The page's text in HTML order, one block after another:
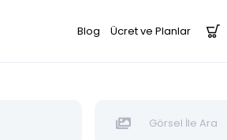
Blog Ücret ve Planlar
Görsel İle Ara